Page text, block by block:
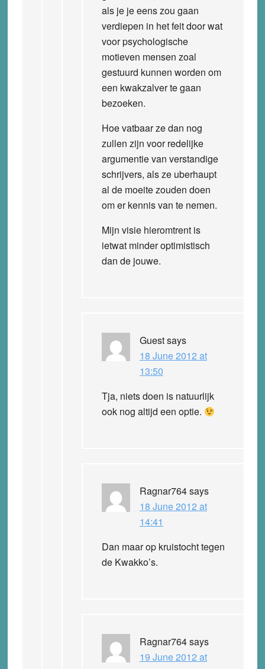
als je je eens zou gaan
verdiepen in het feit door wat
voor psychologische
motieven mensen zoal
gestuurd kunnen worden om
een kwakzalver te gaan
bezoeken.
Hoe vatbaar ze dan nog
zullen zijn voor redelijke
argumentie van verstandige
schrijvers, als ze uberhaupt
al de moeite zouden doen
om er kennis van te nemen.
Mijn visie hieromtrent is
ietwat minder optimistisch
dan de jouwe.
Guestsays
18 June 2012 at
13:50
Tja, niets doen is natuurlijk
ook nog altijd een optie.
Ragnar764says
18 June 2012 at
14:41
Dan maar op kruistocht tegen
de Kwakko’s.
Ragnar764says
19 June 2012 at